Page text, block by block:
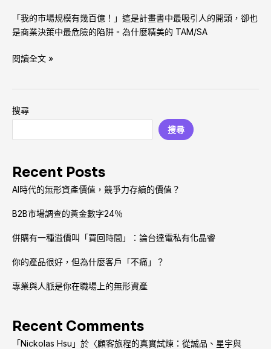
「我的市場規模有幾百億！」這是計畫書中最吸引人的開頭，卻也
是商業決策中最危險的陷阱。為什麼精美的 TAM/SA
閱讀全文 »
搜尋
搜尋
Recent Posts
AI時代的無形資產價值，競爭力存續的價值？
B2B市場調查的黃金數字24％
併購有一種溢價叫「買回時間」：論台達電私有化晶睿
你的產品很好，但為什麼客戶「不痛」？
專業與人脈是你在職場上的無形資產
Recent Comments
「Nickolas Hsu 」於〈顧客旅程的真實試煉：從誠品、星宇與